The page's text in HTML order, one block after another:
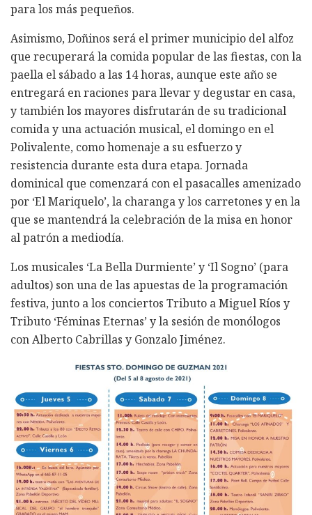
para los más pequeños.
Asimismo, Doñinos será el primer municipio del alfoz
que recuperará la comida popular de las fiestas, con la
paella el sábado a las 14 horas, aunque este año se
entregará en raciones para llevar y degustar en casa,
y también los mayores disfrutarán de su tradicional
comida y una actuación musical, el domingo en el
Polivalente, como homenaje a su esfuerzo y
resistencia durante esta dura etapa. Jornada
dominical que comenzará con el pasacalles amenizado
por ‘El Mariquelo’, la charanga y los carretones y en la
que se mantendrá la celebración de la misa en honor
al patrón a mediodía.
Los musicales ‘La Bella Durmiente’ y ‘Il Sogno’ (para
adultos) son una de las apuestas de la programación
festiva, junto a los conciertos Tributo a Miguel Ríos y
Tributo ‘Féminas Eternas’ y la sesión de monólogos
con Alberto Cabrillas y Gonzalo Jiménez.